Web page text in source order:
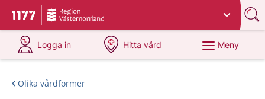
Till startsidan för 1177
Du har valt region
Logga in
på 1177.se
Hitta vård
på 1177.se
Meny
Olika vårdformer